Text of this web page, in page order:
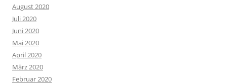
August 2020
Juli 2020
Juni 2020
Mai 2020
April 2020
März 2020
Februar 2020